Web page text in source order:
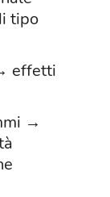
tipo
effetti
→